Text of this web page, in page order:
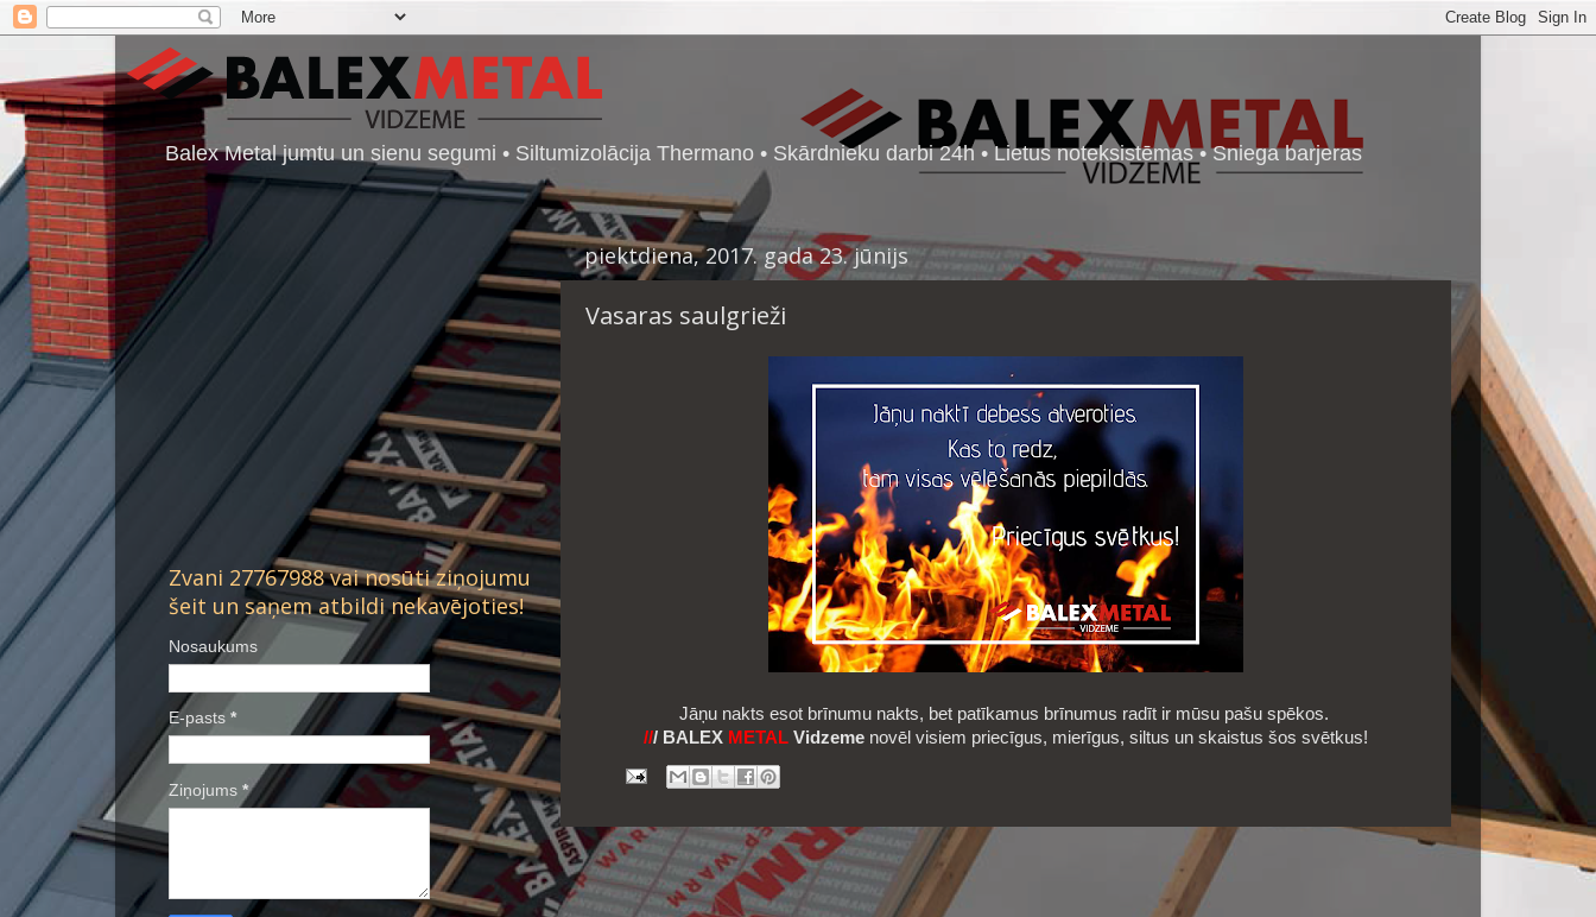
Balex Metal jumtu un sienu segumi • Siltumizolācija Thermano • Skārdnieku darbi 24h • Lietus noteksistēmas • Sniega barjeras
piektdiena, 2017. gada 23. jūnijs
Vasaras saulgrieži
Jāņu nakts esot brīnumu nakts, bet patīkamus brīnumus radīt ir mūsu pašu spēkos.
/// BALEX METAL Vidzeme novēl visiem priecīgus, mierīgus, siltus un skaistus šos svētkus!
Zvani 27767988 vai nosūti ziņojumu
šeit un saņem atbildi nekavējoties!
Nosaukums
E-pasts *
Ziņojums *